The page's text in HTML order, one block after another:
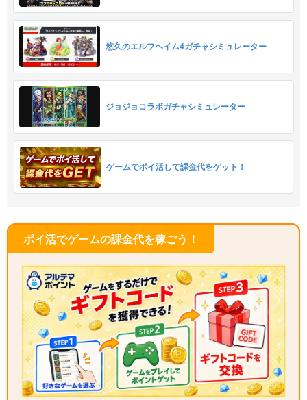
悠久のエルフヘイム4ガチャシミュレーター
ジョジョコラボガチャシミュレーター
ゲームでポイ活して課金代をゲット！
ポイ活でゲームの課金代を稼ごう！